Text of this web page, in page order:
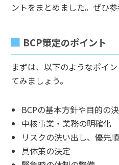
ントをまとめました。ぜひ
BCP策定のポイント
まずは、以下のようなポイ
てみましょう。
BCPの基本方針や目的の
中核事業・業務の明確化
リスクの洗い出し、優先
具体策の決定